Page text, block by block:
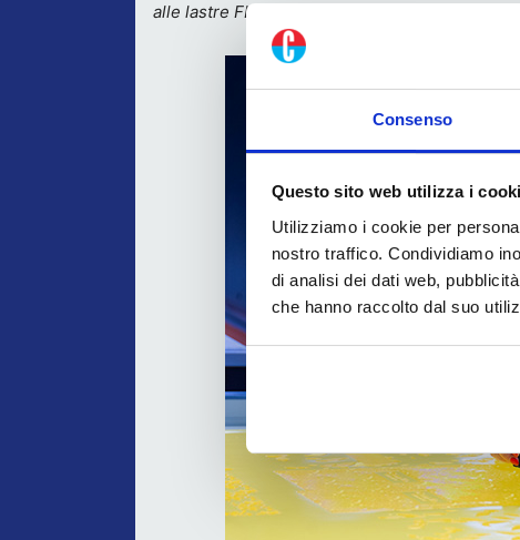
Consenso
Questo sito web utilizza i
Utilizziamo i cookie per
nostro traffico. Condividiamo
di analisi dei dati web,
che hanno raccolto dal suo
alle lastre FLEXCEL NX.”